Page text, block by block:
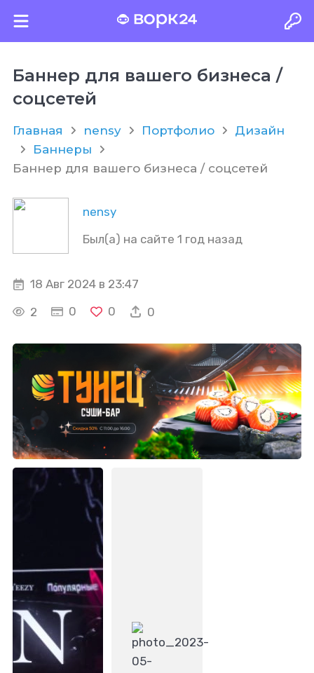
Баннер для вашего бизнеса /
соцсетей
Главная nensy Портфолио
Дизайн
Баннеры
Баннер для вашего бизнеса / соцсетей
nensy
Был(а) на сайте 1 год назад
18 Авг 2024 в 23:47
2
0 0 0